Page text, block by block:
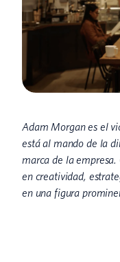
Adam Morgan es el
está al mando de la
marca de la empresa.
en creatividad,
en una figura